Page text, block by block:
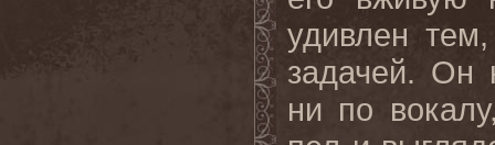
удивлен
задачей. Он
ни по